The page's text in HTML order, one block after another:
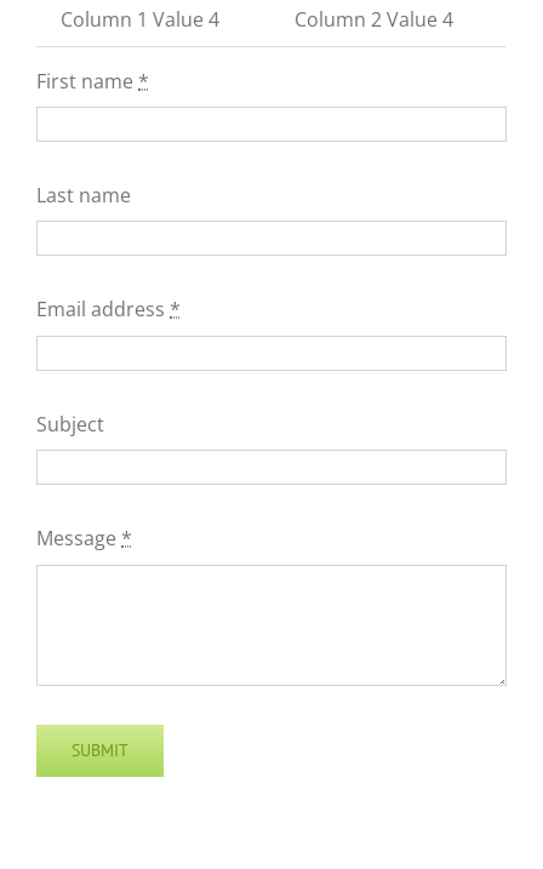
Column 1 Value 4 Column 2 Value 4
First name *
Last name
Email address *
Subject
Message *
SUBMIT